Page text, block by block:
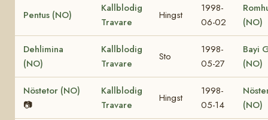
Pentus (NO)
Kallblodig
Travare
Hingst
1998-
06-02
(NO)
Dehlimina
(NO)
Kallblodig
Travare
Sto
1998-
05-27
Bayi
(NO)
Nöstetor (NO)
📷
Kallblodig
Travare
Hingst
1998-
05-14
(NO)